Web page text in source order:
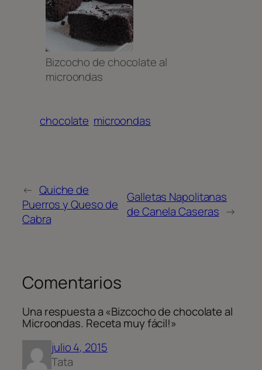
Bizcocho de chocolate al
microondas
chocolate microondas
← Quiche de
Puerros y Queso de
Cabra
Galletas Napolitanas
de Canela Caseras →
Comentarios
Una respuesta a «Bizcocho de chocolate al
Microondas. Receta muy fácil!»
julio 4, 2015
Tata